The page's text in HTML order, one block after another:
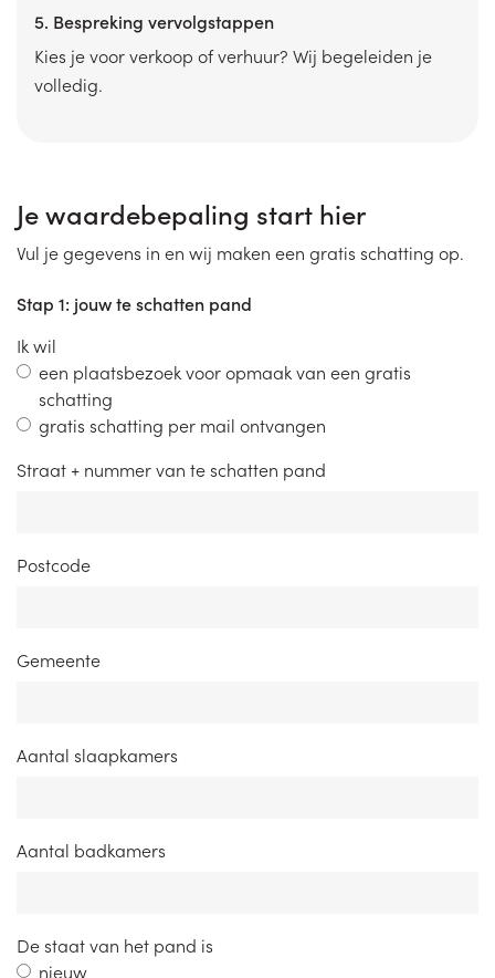
5. Bespreking vervolgstappen
Kies je voor verkoop of verhuur? Wij begeleiden je
volledig.
Je waardebepaling start hier
Vul je gegevens in en wij maken een gratis schatting op.
Stap 1: jouw te schatten pand
Ik wil
een plaatsbezoek voor opmaak van een gratis
schatting
gratis schatting per mail ontvangen
Straat + nummer van te schatten pand
Postcode
Gemeente
Aantal slaapkamers
Aantal badkamers
De staat van het pand is
nieuw